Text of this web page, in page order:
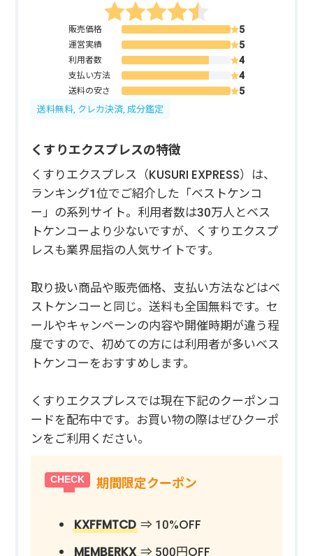
販売価格
運営実績
利用者数
支払い方法
送料の安さ
送料無料, クレカ決済, 成分鑑定
くすりエクスプレスの特徴
くすりエクスプレス（KUSURI EXPRESS）は、
ランキング1位でご紹介した「ベストケンコ
ー」の系列サイト。利用者数は30万人とベス
トケンコーより少ないですが、くすりエクスプ
レスも業界屈指の人気サイトです。
取り扱い商品や販売価格、支払い方法などはベ
ストケンコーと同じ。送料も全国無料です。セ
ールやキャンペーンの内容や開催時期が違う程
度ですので、初めての方には利用者が多いベス
トケンコーをおすすめします。
くすりエクスプレスでは現在下記のクーポンコ
ードを配布中です。お買い物の際はぜひクーポ
ンをご利用ください。
期間限定クーポン
KXFFMTCD ⇒ 10%OFF
MEMBERKX ⇒ 500円OFF